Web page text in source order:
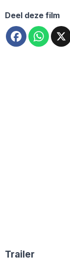
Deel deze film
Facebook
Trailer